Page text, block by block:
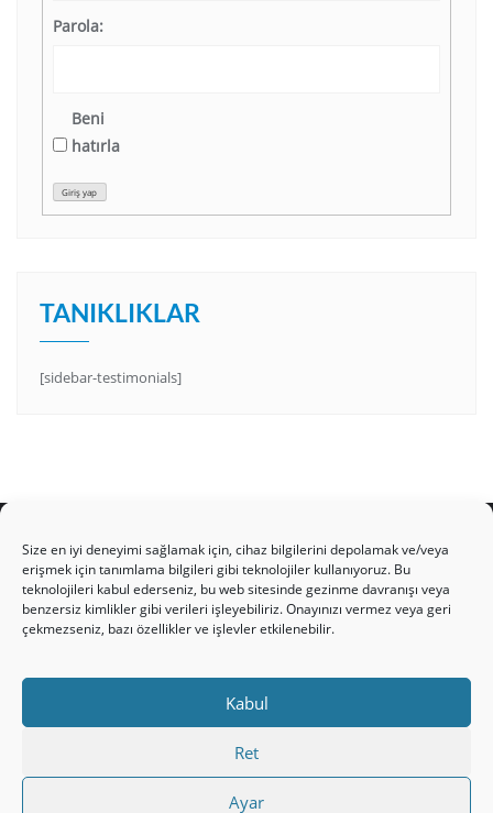
Size en iyi deneyimi sağlamak için, cihaz bilgilerini depolamak ve/veya
erişmek için tanımlama bilgileri gibi teknolojiler kullanıyoruz. Bu
teknolojileri kabul ederseniz, bu web sitesinde gezinme davranışı veya
benzersiz kimlikler gibi verileri işleyebiliriz. Onayınızı vermez veya geri
çekmezseniz, bazı özellikler ve işlevler etkilenebilir.
Kabul
Ret
Ayar
Parola:
Beni
hatırla
Giriş yap
TANIKLIKLAR
[sidebar-testimonials]
HAKKIMIZDA Üyelik Kuralları
Bize Yazın
Gizlilik Politikamız
İncil’den Dersler
Ahuva Hizmetleri YouTube Sayfası
Üye Girişi
Kayıt
Register
Paltalk Sohbet Odası